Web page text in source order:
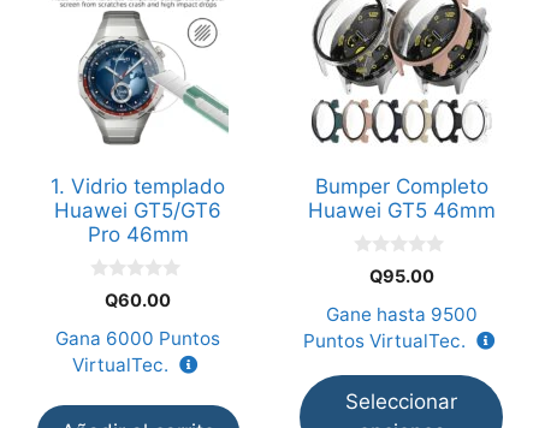
1. Vidrio templado
Huawei GT5/GT6
Pro 46mm
5
Q60.00
Gana 6000 Puntos
VirtualTec.
Bumper Completo
Huawei GT5 46mm
5
Q95.00
Gane hasta 9500
Puntos VirtualTec.
Seleccionar
producto
tiene
múltiples
variantes.
Las
se
página
de
producto